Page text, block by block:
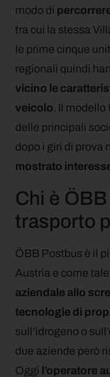
modo di
tra cui la stessa
le prime cinque
regionali quindi
vicino le
veicolo. Il modello
delle principali
dopo i giri di prova
mostrato
Chi è
trasporto
ÖBB Postbus è il
Austria e come tale
aziendale allo
tecnologie di
sull’idrogeno o
due aziende però
Oggi l’operatore